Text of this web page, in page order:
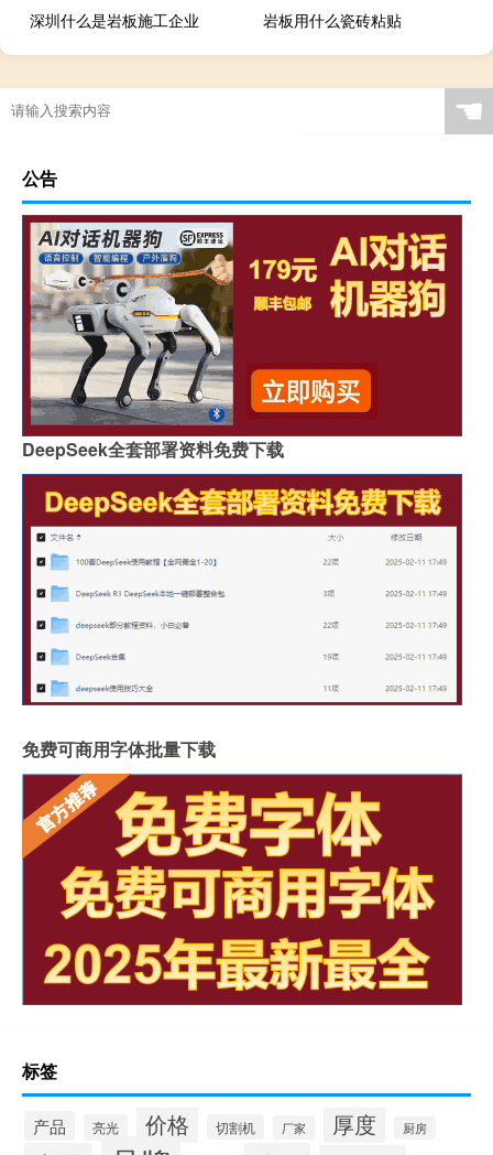
深圳什么是岩板施工企业 岩板用什么瓷砖粘贴
☚
公告
DeepSeek全套部署资料免费下载
免费可商用字体批量下载
标签
产品 亮光 价格 切割机 厂家 厚度 厨房